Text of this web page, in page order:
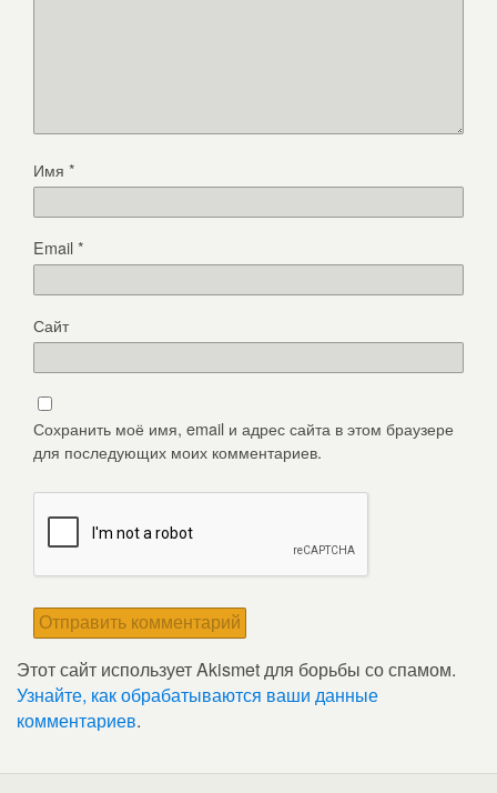
Имя *
Email*
Сайт
Сохранить моё имя, email и адрес сайта в этом браузере
для последующих моих комментариев.
Этот сайт использует Akismet для борьбы со спамом.
Узнайте, как обрабатываются ваши данные
комментариев.